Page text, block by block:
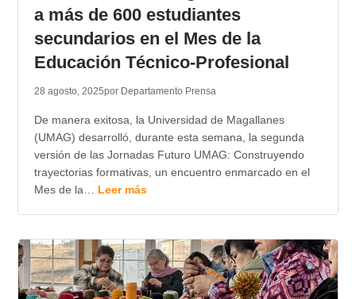
a más de 600 estudiantes
secundarios en el Mes de la
Educación Técnico-Profesional
28 agosto, 2025por Departamento Prensa
De manera exitosa, la Universidad de Magallanes
(UMAG) desarrolló, durante esta semana, la segunda
versión de las Jornadas Futuro UMAG: Construyendo
trayectorias formativas, un encuentro enmarcado en el
Mes de la… Leer más